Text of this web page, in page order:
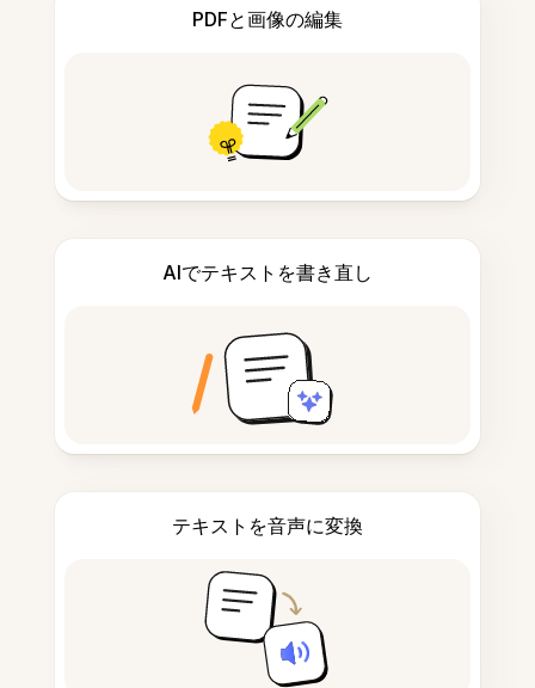
PDFと画像の編集
AIでテキストを書き直し
テキストを音声に変換